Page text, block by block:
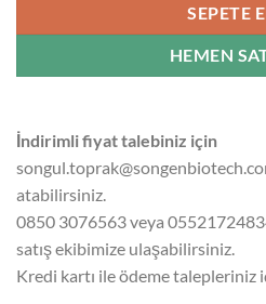
SEPETE
HEMEN
İndirimli fiyat talebiniz için
atabilirsiniz.
0850 3076563 veya
satış ekibimize ulaşabilirsiniz.
Kredi kartı ile ödeme talepleriniz